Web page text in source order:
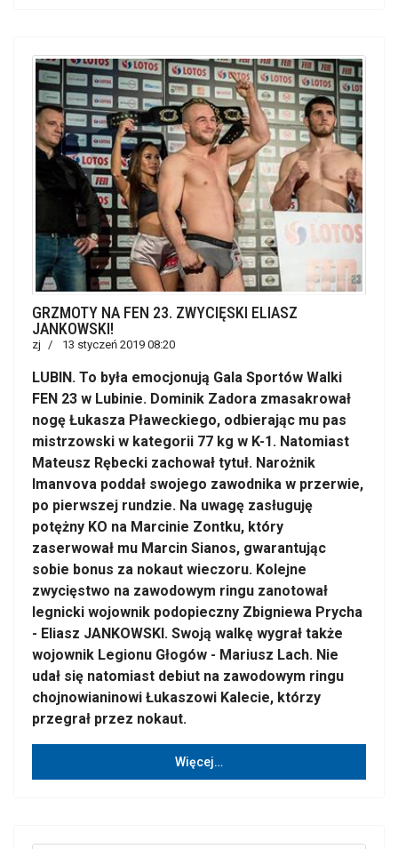
GRZMOTY NA FEN 23. ZWYCIĘSKI ELIASZ
JANKOWSKI!
zj 13 styczeń 2019 08:20
LUBIN. To była emocjonują Gala Sportów Walki
FEN 23 w Lubinie. Dominik Zadora zmasakrował
nogę Łukasza Pławeckiego, odbierając mu pas
mistrzowski w kategorii 77 kg w K-1. Natomiast
Mateusz Rębecki zachował tytuł. Narożnik
Imanvova poddał swojego zawodnika w przerwie,
po pierwszej rundzie. Na uwagę zasługuję
potężny KO na Marcinie Zontku, który
zaserwował mu Marcin Sianos, gwarantując
sobie bonus za nokaut wieczoru. Kolejne
zwycięstwo na zawodowym ringu zanotował
legnicki wojownik podopieczny Zbigniewa Prycha
- Eliasz JANKOWSKI. Swoją walkę wygrał także
wojownik Legionu Głogów - Mariusz Lach. Nie
udał się natomiast debiut na zawodowym ringu
chojnowianinowi Łukaszowi Kalecie, którzy
przegrał przez nokaut.
Więcej…